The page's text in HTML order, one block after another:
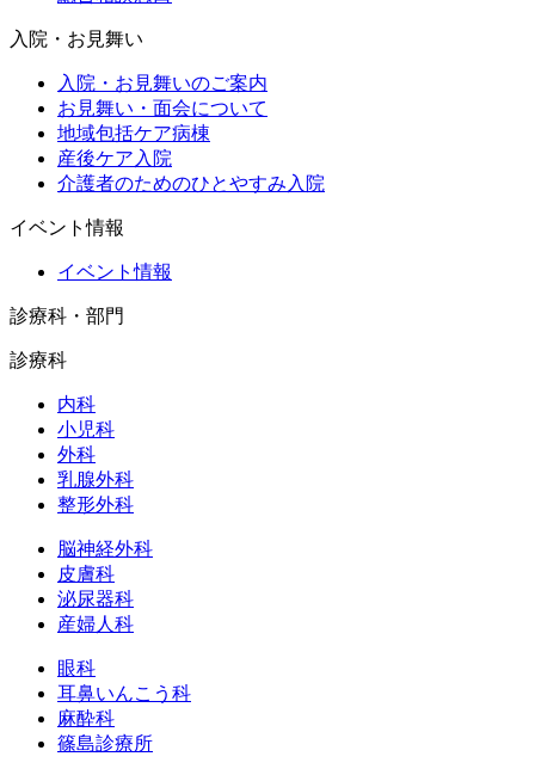
入院・お見舞い
入院・お見舞いのご案内
お見舞い・面会について
地域包括ケア病棟
産後ケア入院
介護者のためのひとやすみ入院
イベント情報
イベント情報
診療科・部門
診療科
内科
小児科
外科
乳腺外科
整形外科
脳神経外科
皮膚科
泌尿器科
産婦人科
眼科
耳鼻いんこう科
麻酔科
篠島診療所